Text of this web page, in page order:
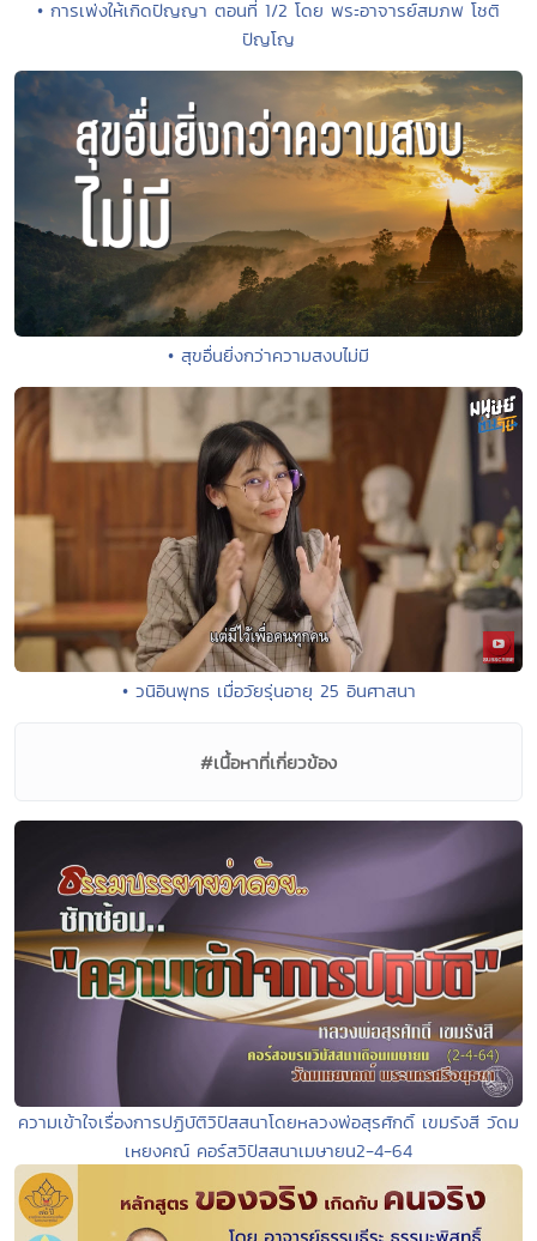
• การเพ่งให้เกิดปัญญา ตอนที่ 1/2 โดย พระอาจารย์สมภพ โชติ
ปัญโญ
• สุขอื่นยิ่งกว่าความสงบไม่มี
• วนิอินพุทธ เมื่อวัยรุ่นอายุ 25 อินศาสนา
#เนื้อหาที่เกี่ยวข้อง
ความเข้าใจเรื่องการปฏิบัติวิปัสสนาโดยหลวงพ่อสุรศักดิ์ เขมรังสี วัดม
เหยงคณ์ คอร์สวิปัสสนาเมษายน2-4-64